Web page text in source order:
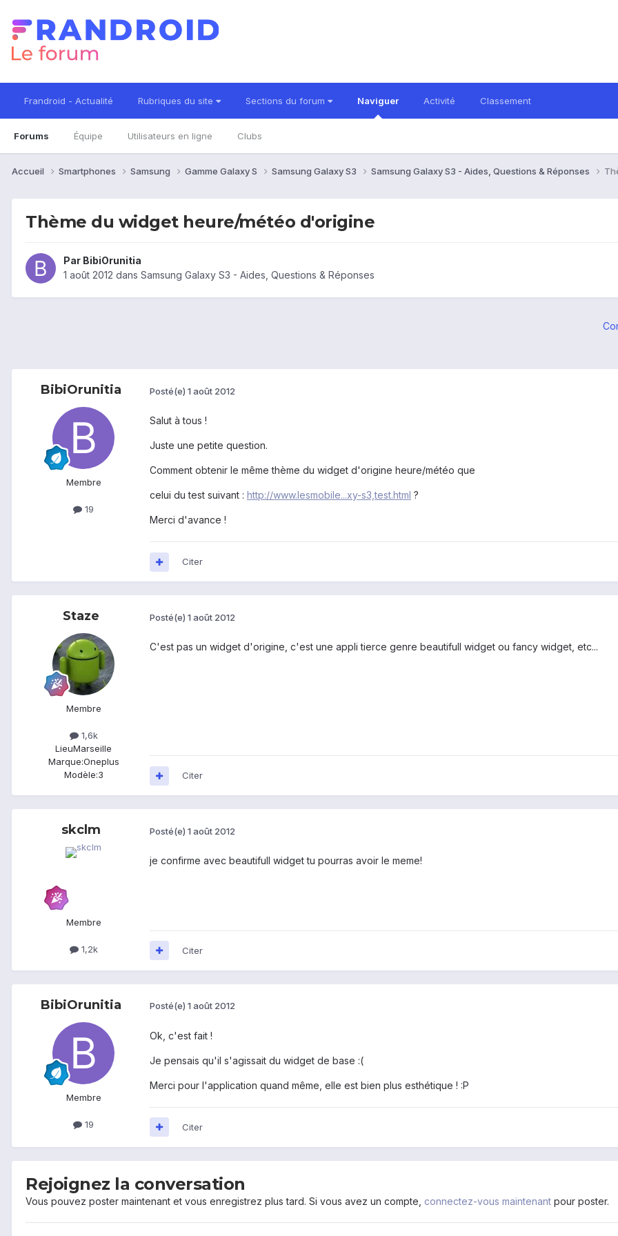
Frandroid - Actualité Rubriques du site Sections du forum Naviguer
Forums Équipe Utilisateurs en ligne Clubs
Activité Classement
Accueil Smartphones Samsung Gamme Galaxy S Samsung Galaxy S3 Samsung Galaxy S3 - Aides, Questions & Réponses
Thème du widget heure/météo d'origine
Par BibiOrunitia
1 août 2012 dans Samsung Galaxy S3 - Aides, Questions & Réponses
BibiOrunitia
Membre
19
Posté(e) 1 août 2012
Salut à tous !
Juste une petite question.
Comment obtenir le même thème du widget d'origine heure/météo que
celui du test suivant : http://www.lesmobile...xy-s3,test.html ?
Merci d'avance !
Citer
Staze
Membre
1,6k
LieuMarseille
Marque:Oneplus
Modèle:3
Posté(e) 1 août 2012
C'est pas un widget d'origine, c'est une appli tierce genre beautifull widget ou fancy widget, etc...
Citer
skclm
Membre
1,2k
Posté(e) 1 août 2012
je confirme avec beautifull widget tu pourras avoir le meme!
Citer
BibiOrunitia
Membre
19
Posté(e) 1 août 2012
Ok, c'est fait !
Je pensais qu'il s'agissait du widget de base :(
Merci pour l'application quand même, elle est bien plus esthétique ! :P
Citer
Rejoignez la conversation
Vous pouvez poster maintenant et vous enregistrez plus tard. Si vous avez un compte, connectez-vous maintenant pour poster.